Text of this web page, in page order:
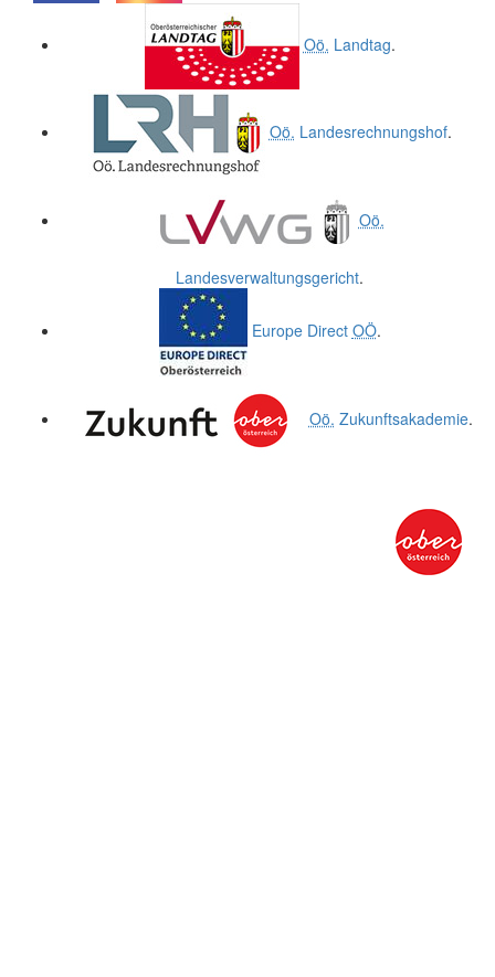
Oö. Landtag.
Oö. Landesrechnungshof.
Oö.
Landesverwaltungsgericht.
Europe Direct OÖ.
Oö. Zukunftsakademie.